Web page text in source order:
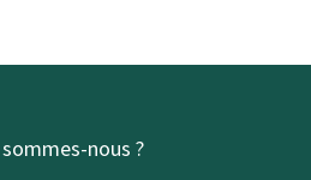
nous ?